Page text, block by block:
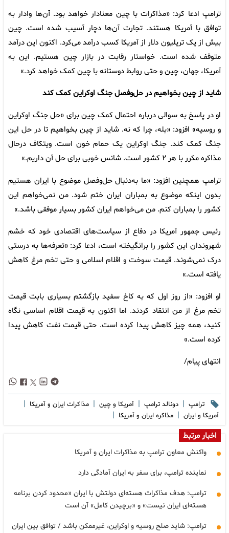
ترامپ ادعا کرد: «مذاکرات با چین معنادار خواهد بود. آن‌ها وادار به
توافق با آمریکا هستند. تجارت آن‌ها دچار آسیب شده است. چین
بیش از یک تریلیون دلار از آمریکا کسب درآمد می‌کرد. اکنون این درآمد
متوقف شده است. خواستار رقابت در بازار چین هستیم. این به
آمریکا، جهان، چین و حتی روابط دوستانه با چین کمک خواهد کرد.»
شاید از چین بخواهیم در حل‌وفصل جنگ اوکراین کمک کند
او در پاسخ به سوالی درباره احتمال کمک چین برای «حل جنگ اوکراین
و روسیه» افزود: «بله، چرا که نه. شاید از چین بخواهیم تا در حل این
جنگ کمک کند. جنگ اوکراین یک حمام خون است. ویتکاف درحال
مذاکره مکرر با هر ۲ کشور است. شانس خوبی برای حل آن داریم.»
ترامپ همچنین افزود: «ما به‌دنبال حل‌وفصل موضوع با ایران هستیم
بدون اینکه موضوع به بمباران ایران ختم شود. من نمی‌خواهم این
کشور را بمباران کنم. من می‌خواهم ایران کشور بسیار موفقی باشد.»
رئیس جمهور آمریکا در دفاع از سیاست‌های اقتصادی خود که خشم
شهروندان این کشور را برانگیخته است، ادعا کرد: «تعرفه‌ها به درستی
درک نمی‌شوند. قیمت سوخت و اقلام اسلامی و حتی تخم مرغ کاهش
یافته است.»
او افزود: «از روز اول که به کاخ سفید بازگشتم بسیاری بابت قیمت
تخم مرغ از من انتقاد کردند. اما اکنون به قیمت اقلام اساسی نگاه
کنید، همه چیز کاهش پیدا کرده است. حتی قیمت نفت کاهش پیدا
کرده است.»
انتهای پیام/
ترامپ | دونالد ترامپ | آمریکا و چین | مذاکرات ایران و آمریکا |
آمریکا و ایران | مذاکره ایران و آمریکا |
اخبار مرتبط
واکنش معاون ترامپ به مذاکرات ایران و آمریکا
نماینده ترامپ، برای سفر به ایران آمادگی دارد
ترامپ: هدف مذاکرات هسته‌ای دولتش با ایران «محدود کردن برنامه
هسته‌ای ایران نیست» و «برچیدن کامل» آن است
ترامپ: شاید صلح روسیه و اوکراین، غیرممکن باشد / توافق بین ایران